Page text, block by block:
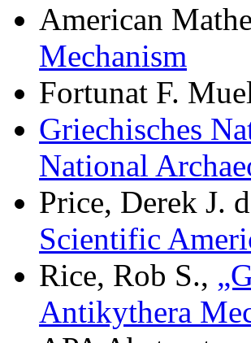
American
Mechanism
Fortunat F.
Griechisches
National
Price, Derek J.
Scientific
Rice, Rob S.,
Antikythera